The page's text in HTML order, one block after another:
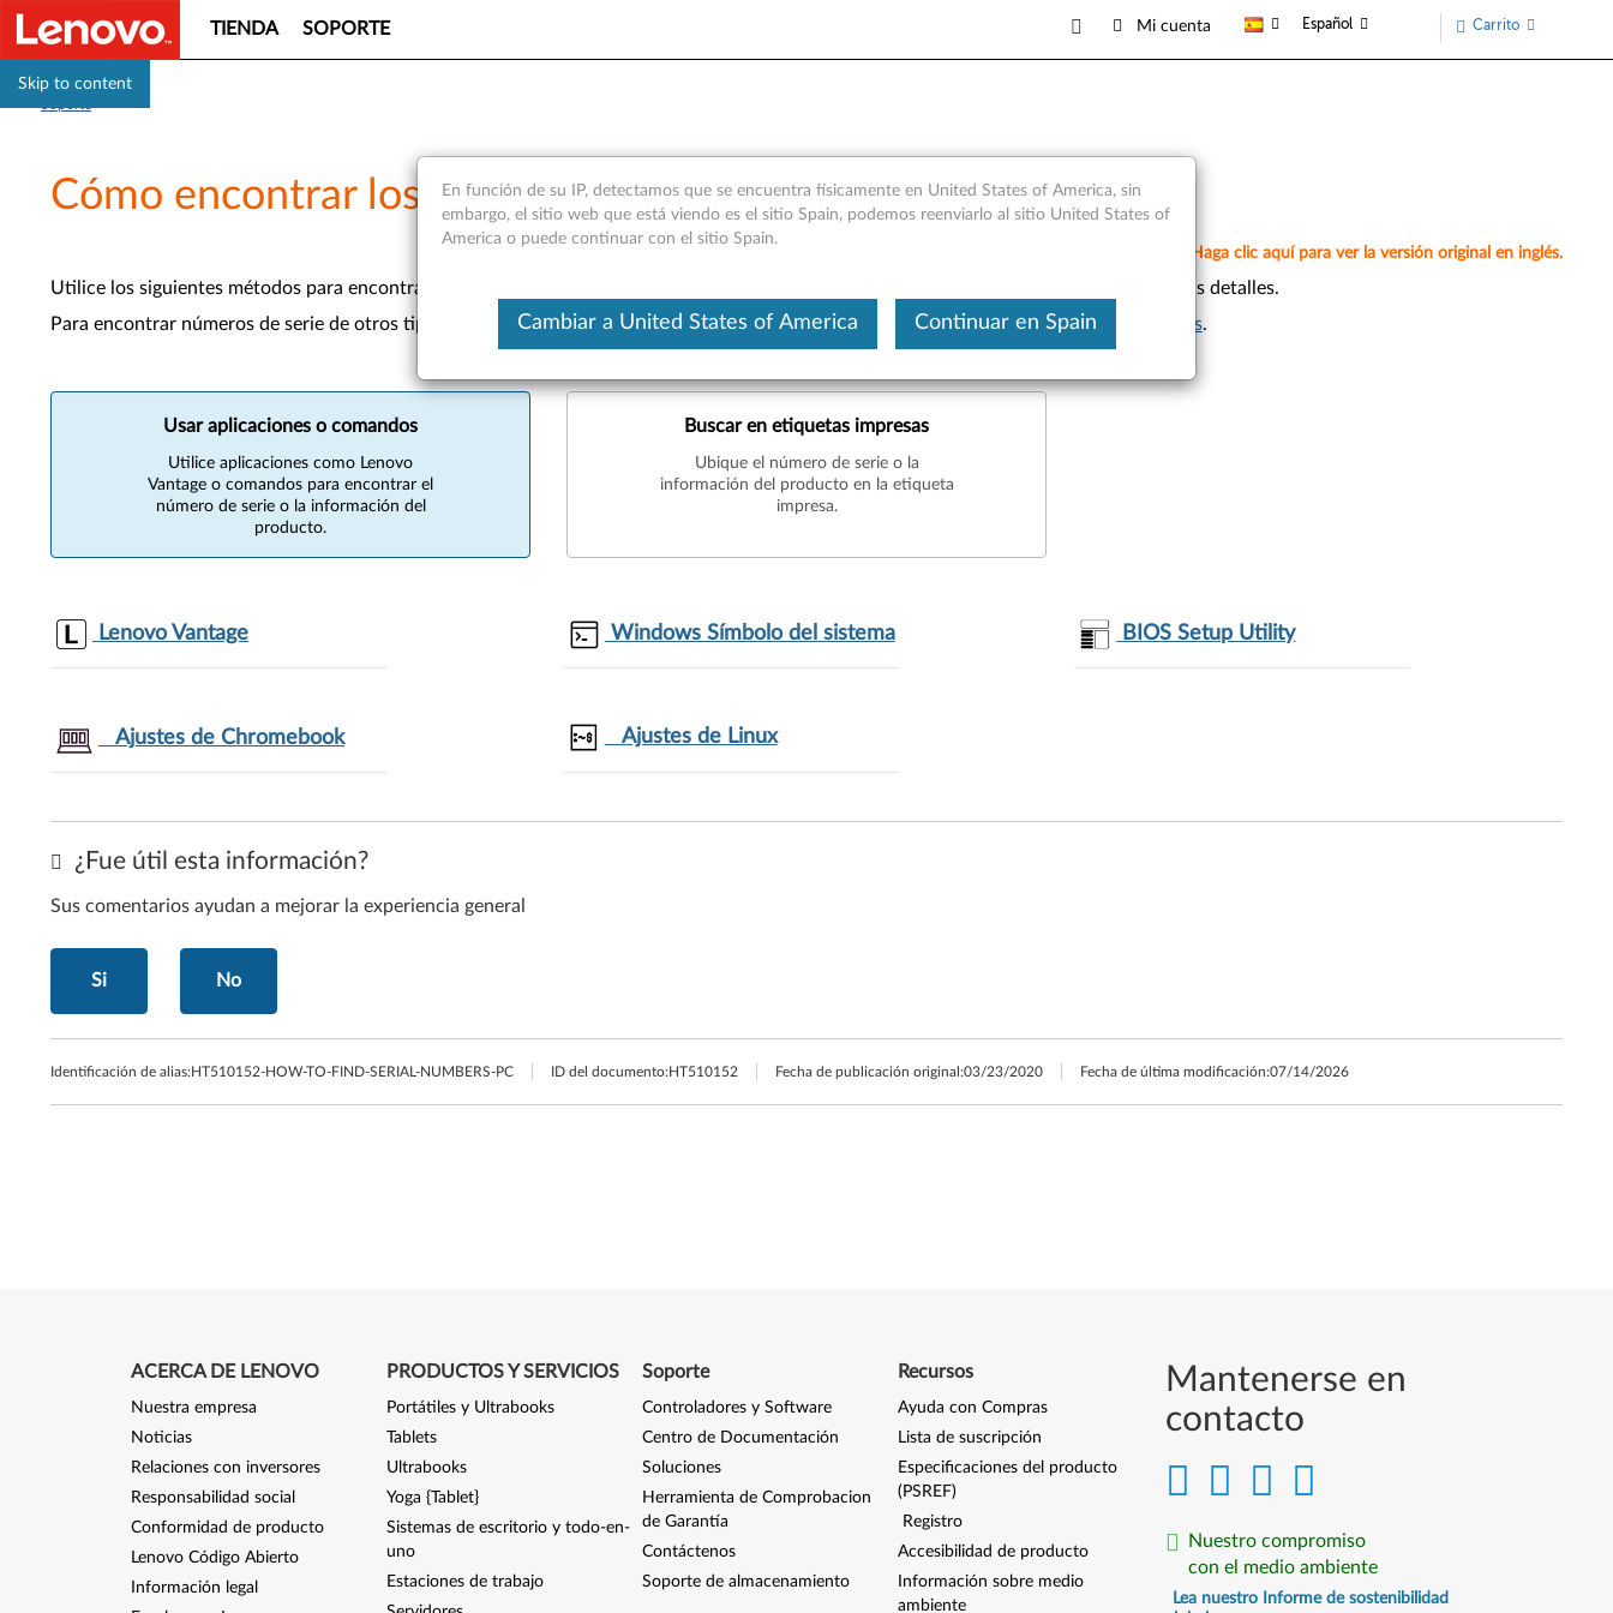
Skip to content
TIENDA SOPORTE Mi cuenta Español Carrito
Cómo encontrar los números de serie del PC
Este es un artículo traducido automáticamente. Haga clic aquí para ver la versión original en inglés.
Utilice los siguientes métodos para encontrar el número de serie o el nombre del producto de su PC. Haga clic en las tarjetas para ver más detalles.
Para encontrar números de serie de otros tipos de dispositivos, haga clic en teléfono,tablet,accesorios,servidoro productos inteligentes.
Usar aplicaciones o comandos
Utilice aplicaciones como Lenovo
Vantage o comandos para encontrar el
número de serie o la información del
producto.
Buscar en etiquetas impresas
Ubique el número de serie o la
información del producto en la etiqueta
impresa.
Lenovo Vantage Windows Símbolo del sistema BIOS Setup Utility
Ajustes de Chromebook Ajustes de Linux
¿Fue útil esta información?
Sus comentarios ayudan a mejorar la experiencia general
Si No
Identificación de alias:HT510152-HOW-TO-FIND-SERIAL-NUMBERS-PC ID del documento:HT510152 Fecha de publicación original:03/23/2020 Fecha de última modificación:07/14/2026
Mantenerse en
contacto
Nuestro compromiso
con el medio ambiente
Lea nuestro Informe de sostenibilidad
En función de su IP, detectamos que se encuentra físicamente en United States of America, sin
embargo, el sitio web que está viendo es el sitio Spain, podemos reenviarlo al sitio United States of
America o puede continuar con el sitio Spain.
Cambiar a United States of America Continuar en Spain
ACERCA DE LENOVO
Nuestra empresa
Noticias
Relaciones con inversores
Responsabilidad social
Conformidad de producto
Lenovo Código Abierto
Información legal
PRODUCTOS Y SERVICIOS
Portátiles y Ultrabooks
Tablets
Ultrabooks
Yoga {Tablet}
Sistemas de escritorio y todo-en-
uno
Estaciones de trabajo
Soporte
Controladores y Software
Centro de Documentación
Soluciones
Herramienta de Comprobacion
de Garantía
Contáctenos
Soporte de almacenamiento
Recursos
Ayuda con Compras
Lista de suscripción
Especificaciones del producto
(PSREF)
Registro
Accesibilidad de producto
Información sobre medio
ambiente